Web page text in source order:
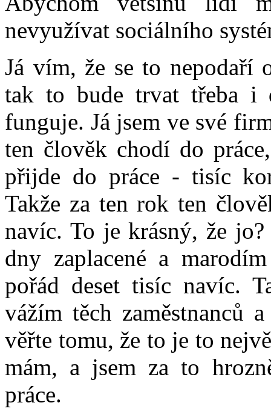
nevyužívat sociálního
Já vím, že se to nepodaří
tak to bude trvat třeba i
funguje. Já jsem ve své
ten člověk chodí do
přijde do práce - tisíc
Takže za ten rok ten
navíc. To je krásný, že
dny zaplacené a
pořád deset tisíc navíc.
vážím těch zaměstnanců
věřte tomu, že to je to
mám, a jsem za to
práce.